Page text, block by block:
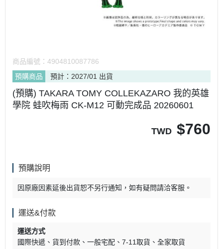
商品編號： 4904810087786
預購商品
預計：2027/01 出貨
(預購) TAKARA TOMY COLLEKAZARO 我的英雄
學院 蛙吹梅雨 CK-M12 可動完成品 20260601
TWD $760
預購說明
因原廠因素延後出貨恕不另行通知，如有疑問請洽客服。
運送&付款
運送方式
國際快遞
貨到付款 一般宅配 7-11取貨
全家取貨